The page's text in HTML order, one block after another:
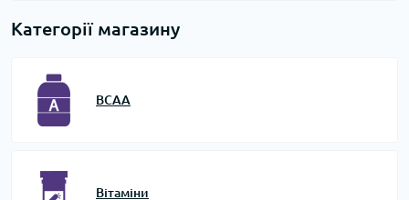
Категорії магазину
BCAA
Вітаміни